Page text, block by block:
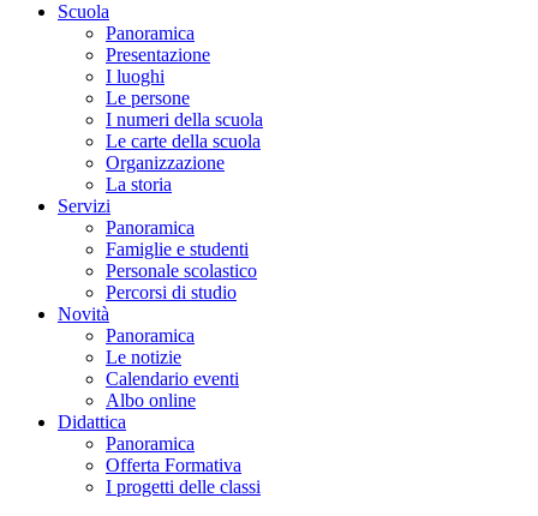
Scuola
Panoramica
Presentazione
I luoghi
Le persone
I numeri della scuola
Le carte della scuola
Organizzazione
La storia
Servizi
Panoramica
Famiglie e studenti
Personale scolastico
Percorsi di studio
Novità
Panoramica
Le notizie
Calendario eventi
Albo online
Didattica
Panoramica
Offerta Formativa
I progetti delle classi